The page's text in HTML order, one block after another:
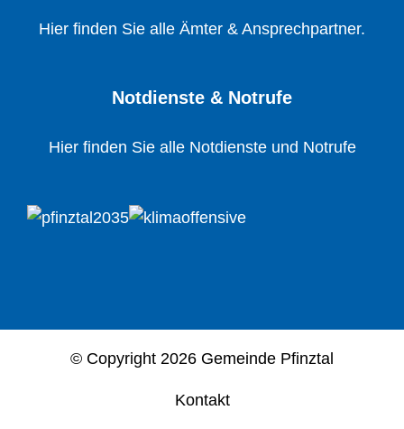
Hier finden Sie alle Ämter & Ansprechpartner.
Notdienste & Notrufe
Hier finden Sie alle Notdienste und Notrufe
© Copyright 2026 Gemeinde Pfinztal
Kontakt